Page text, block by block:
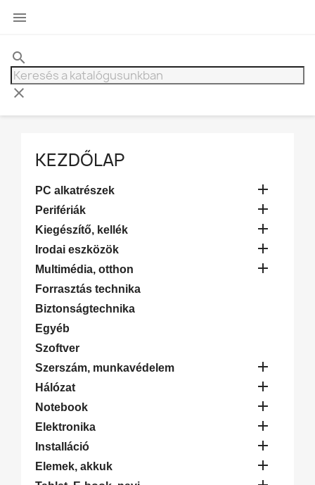

search
clear
KEZDŐLAP
PC alkatrészek 
Perifériák 
Kiegészítő, kellék 
Irodai eszközök 
Multimédia, otthon 
Forrasztás technika
Biztonságtechnika
Egyéb
Szoftver
Szerszám, munkavédelem

Hálózat 
Notebook 
Elektronika 
Installáció 
Elemek, akkuk 